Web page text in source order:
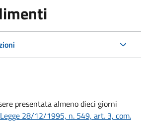
presentataalmeno dieci giorni
Legge 28/12/1995, n. 549, art. 3, com.